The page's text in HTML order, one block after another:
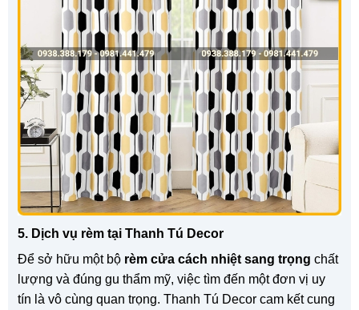
5. Dịch vụ rèm tại Thanh Tú Decor
Để sở hữu một bộ rèm cửa cách nhiệt sang trọng chất
lượng và đúng gu thẩm mỹ, việc tìm đến một đơn vị uy
tín là vô cùng quan trọng. Thanh Tú Decor cam kết cung